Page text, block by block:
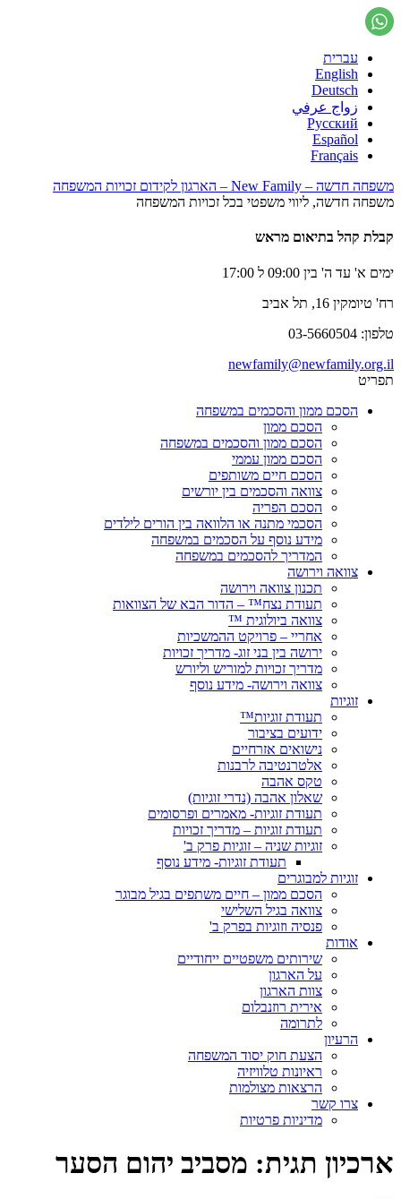
עברית
English
Deutsch
زواج عرفي
Русский
Español
Français
משפחה חדשה – New Family – הארגון לקידום זכויות המשפחה
משפחה חדשה, ליווי משפטי בכל זכויות המשפחה
קבלת קהל בתיאום מראש
ימים א' עד ה' בין 09:00 ל 17:00
רח' טיומקין 16, תל אביב
טלפון: 03-5660504
newfamily@newfamily.org.il
תפריט
הסכם ממון והסכמים במשפחה
הסכם ממון
הסכם ממון והסכמים במשפחה
הסכם ממון עממי
הסכם חיים משותפים
צוואה והסכמים בין יורשים
הסכם הפריה
הסכמי מתנה או הלוואה בין הורים לילדים
מידע נוסף על הסכמים במשפחה
המדריך להסכמים במשפחה
צוואה וירושה
תכנון צוואה וירושה
תעודת נצח™ – הדור הבא של הצוואות
צוואה ביולוגית ™
אחריי – פרויקט ההמשכיות
ירושה בין בני זוג- מדריך זכויות
מדריך זכויות למוריש וליורש
צוואה וירושה- מידע נוסף
זוגיות
תעודת זוגיות™
ידועים בציבור
נישואים אזרחיים
אלטרנטיבה לרבנות
טקס אהבה
שאלון אהבה (נדרי זוגיות)
תעודת זוגיות- מאמרים ופרסומים
תעודת זוגיות – מדריך זכויות
זוגיות שניה – זוגיות פרק ב'
תעודת זוגיות- מידע נוסף
זוגיות למבוגרים
הסכם ממון – חיים משתפים בגיל מבוגר
צוואה בגיל השלישי
פנסיה וזוגיות בפרק ב'
אודות
שירותים משפטיים ייחודיים
על הארגון
צוות הארגון
אירית רוזנבלום
לתרומה
הרעיון
הצעת חוק יסוד המשפחה
ראיונות טלוויזיה
הרצאות מצולמות
צרו קשר
מדיניות פרטיות
ארכיון תגית: מסביב יהום הסער